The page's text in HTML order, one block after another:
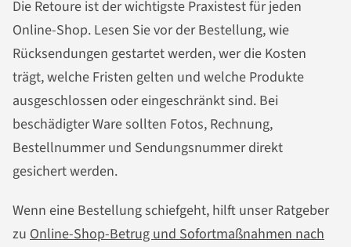
Die Retoure ist der wichtigste Praxistest für jeden
Online-Shop. Lesen Sie vor der Bestellung, wie
Rücksendungen gestartet werden, wer die Kosten
trägt, welche Fristen gelten und welche Produkte
ausgeschlossen oder eingeschränkt sind. Bei
beschädigter Ware sollten Fotos, Rechnung,
Bestellnummer und Sendungsnummer direkt
gesichert werden.
Wenn eine Bestellung schiefgeht, hilft unser Ratgeber
zu Online-Shop-Betrug und Sofortmaßnahmen nach